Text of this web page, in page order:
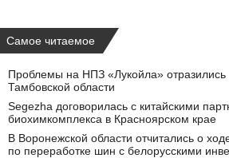
Самое читаемое
Проблемы на НПЗ «Лукойла» отразились
Тамбовской области
Segezha договорилась с китайскими
биохимкомплекса в Красноярском крае
В Воронежской области отчитались о
по переработке шин с белорусскими